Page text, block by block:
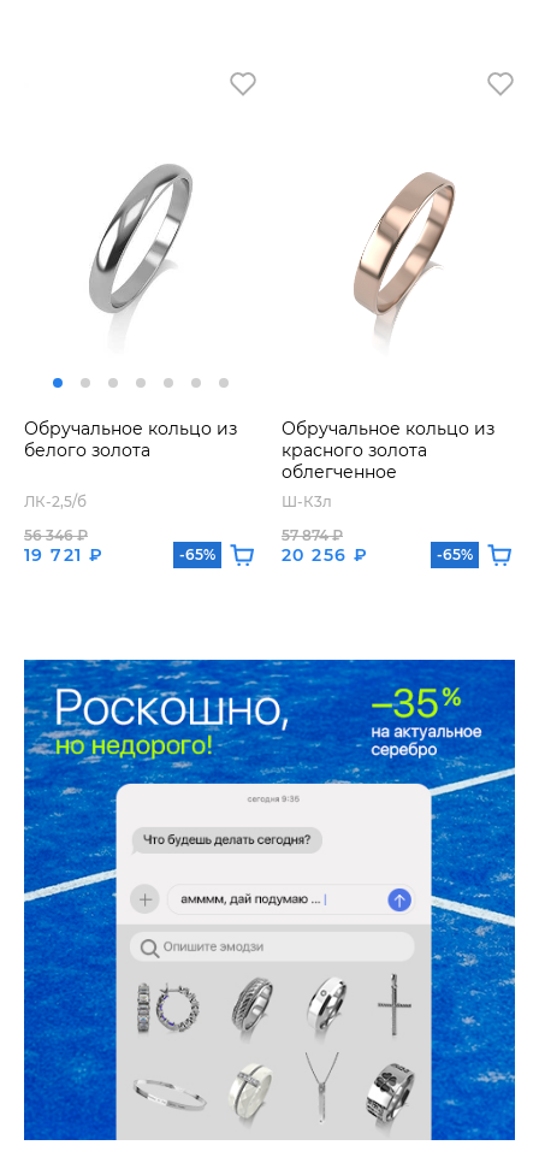
Обручальное кольцо из
белого золота
ЛК-2,5/б
19 721 ₽
56 346 ₽
-65%
Обручальное кольцо из
красного золота
облегченное
Ш-К3л
20 256 ₽
57 874 ₽
-65%